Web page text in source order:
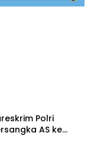
Polri
AS ke